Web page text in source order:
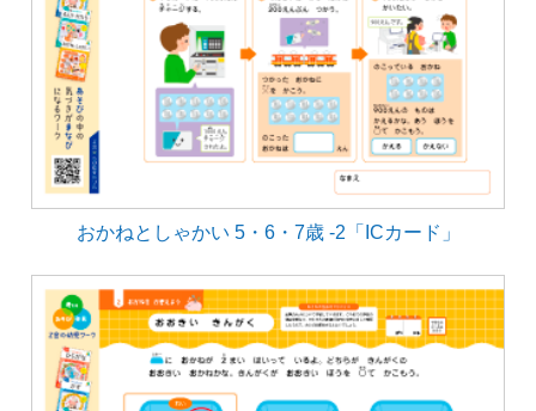
おかねとしゃかい 5・6・7歳 -2「ICカード」